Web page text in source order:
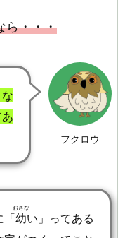
ら・・・
フクロウ
な
「幼
おさな
い」ってある